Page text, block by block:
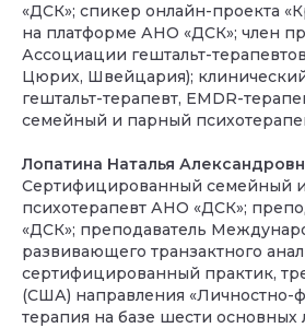
«ДСК»; спикер онлайн-проекта
на платформе АНО «ДСК»; член
Ассоциации гештальт-
Цюрих, Швейцария);
гештальт-терапевт, EMDR-
семейный и парный
Лопатина Наталья
Сертифицированный семейный
психотерапевт АНО «ДСК»;
«ДСК»; преподаватель
развивающего транзактного
сертифицированный практик,
(США) направления «Личностно-
терапия на базе шести основных